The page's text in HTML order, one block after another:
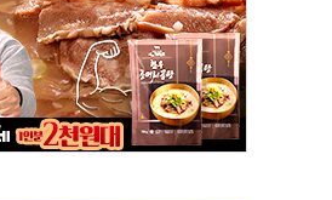
"졸속 국정"
높은 물결
가동
폐